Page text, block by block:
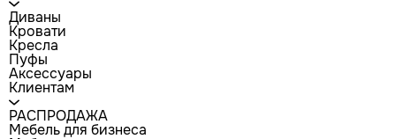
Диваны
Кровати
Кресла
Пуфы
Аксессуары
Клиентам
РАСПРОДАЖА
Мебель для бизнеса